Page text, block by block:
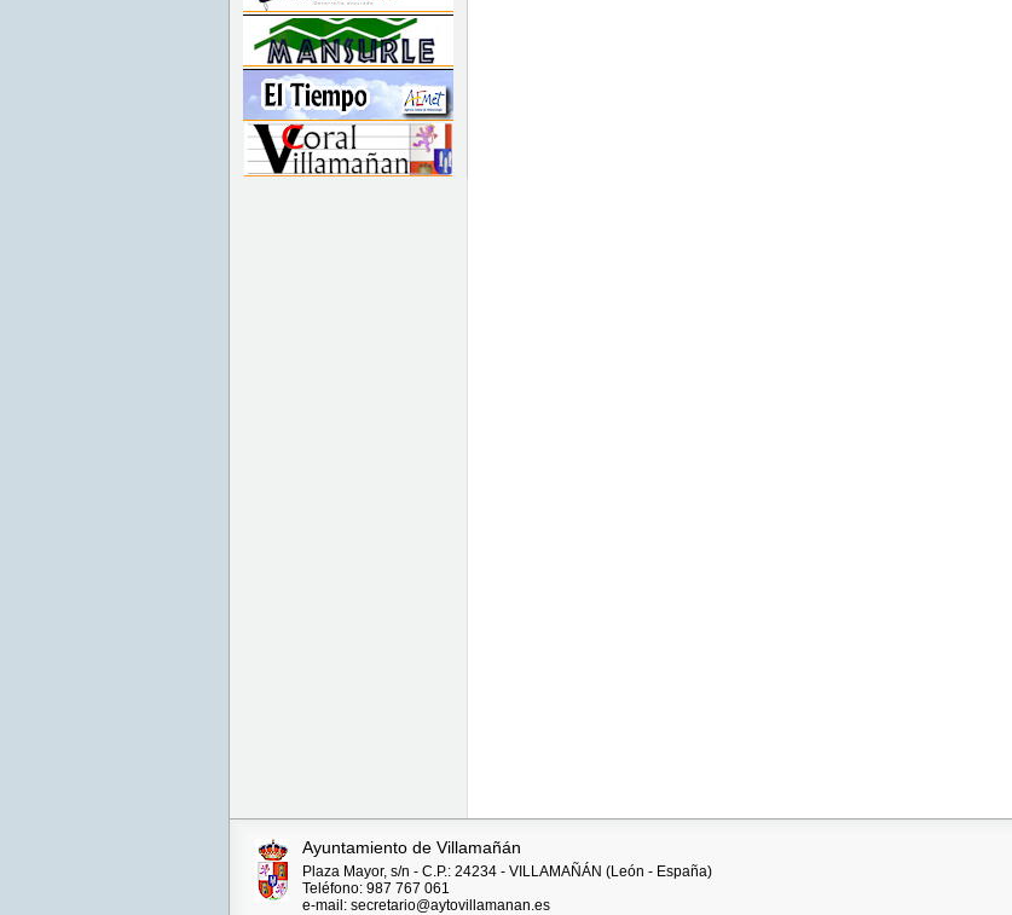
Ayuntamiento de Villamañán
Plaza Mayor, s/n - C.P.: 24234 - VILLAMAÑÁN (León - España)
Teléfono: 987 767 061
e-mail: secretario@aytovillamanan.es